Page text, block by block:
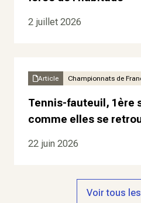
2 juillet 2026
Article Championnats de
Tennis-fauteuil, 1ère
comme elles se
22 juin 2026
Voir tous